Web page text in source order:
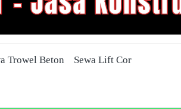
Trowel Beton Sewa Lift Cor